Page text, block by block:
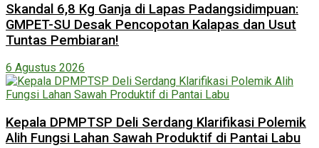
Skandal 6,8 Kg Ganja di Lapas Padangsidimpuan:
GMPET-SU Desak Pencopotan Kalapas dan Usut
Tuntas Pembiaran!
6 Agustus 2026
Kepala DPMPTSP Deli Serdang Klarifikasi Polemik
Alih Fungsi Lahan Sawah Produktif di Pantai Labu